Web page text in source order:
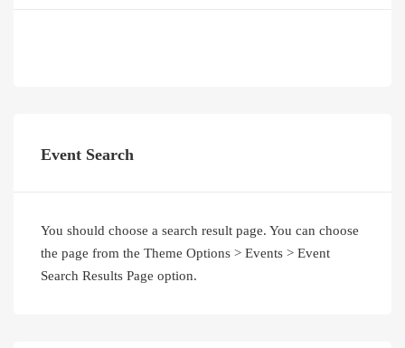
Event Search
You should choose a search result page. You can choose
the page from the Theme Options > Events > Event
Search Results Page option.